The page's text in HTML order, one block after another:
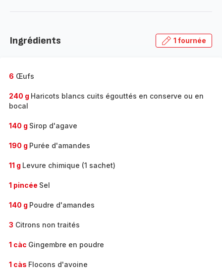
Ingrédients 1 fournée
6 Œufs
240 g Haricots blancs cuits égouttés en conserve ou en
bocal
140 g Sirop d'agave
190 g Purée d'amandes
11 g Levure chimique (1 sachet)
1 pincée Sel
140 g Poudre d'amandes
3 Citrons non traités
1 càc Gingembre en poudre
1 càs Flocons d'avoine